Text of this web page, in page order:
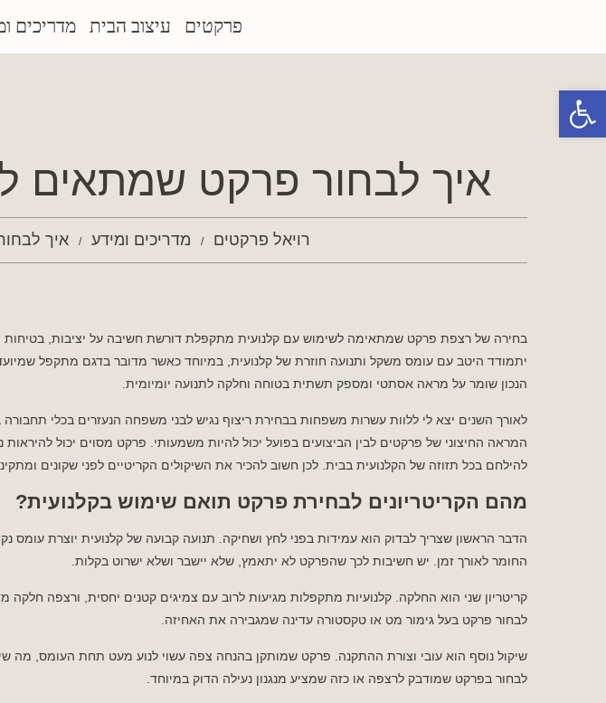
פרקטים עיצוב הבית מדריכים
איך לבחור פרקט שמתאים
רויאל פרקטים מדריכים ומידע איך
בחירה של רצפת פרקט שמתאימה לשימוש עם קלנועית מתקפלת דורשת חשיבה על יציבות, בטיחות
יתמודד היטב עם עומס משקל ותנועה חוזרת של קלנועית, במיוחד כאשר מדובר בדגם מתקפל
הנכון שומר על מראה אסתטי ומספק תשתית בטוחה וחלקה לתנועה יומיומית.
לאורך השנים יצא לי ללוות עשרות משפחות בבחירת ריצוף נגיש לבני משפחה הנעזרים בכלי תחבורה
המראה החיצוני של פרקטים לבין הביצועים בפועל יכול להיות משמעותי. פרקט מסוים יכול
להילחם בכל תזוזה של הקלנועית בבית. לכן חשוב להכיר את השיקולים הקריטיים לפני שקונים
מהם הקריטריונים לבחירת פרקט תואם שימוש בקלנועית?
הדבר הראשון שצריך לבדוק הוא עמידות בפני לחץ ושחיקה. תנועה קבועה של קלנועית יוצרת עומס
החומר לאורך זמן. יש חשיבות לכך שהפרקט לא יתאמץ, שלא יישבר ושלא ישרוט בקלות.
קריטריון שני הוא החלקה. קלנועיות מתקפלות מגיעות לרוב עם צמיגים קטנים יחסית, ורצפה חלקה
לבחור פרקט בעל גימור מט או טקסטורה עדינה שמגבירה את האחיזה.
שיקול נוסף הוא עובי וצורת ההתקנה. פרקט שמותקן בהנחה צפה עשוי לנוע מעט תחת העומס, מה
לבחור בפרקט שמודבק לרצפה או כזה שמציע מנגנון נעילה הדוק במיוחד.
פתח סרגל נגישות